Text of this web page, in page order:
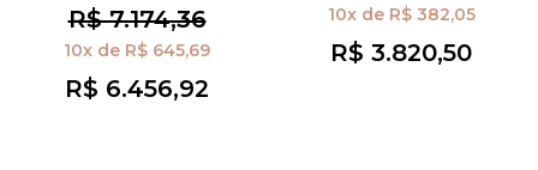
R$ 7.174,36
10x de R$ 645,69
R$ 6.456,92
10xde R$ 382,05
R$ 3.820,50